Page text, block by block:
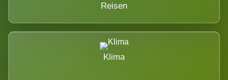
Reisen
Klima